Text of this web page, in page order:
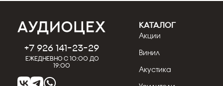
+7 926 141-23-29
Ежедневно с 10:00 до
19:00
КАТАЛОГ
Акции
Винил
Акустика